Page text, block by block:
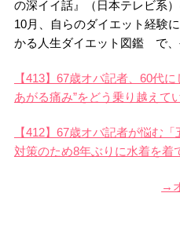
の深イイ話』（日本テレビ系
10月、自らのダイエット経験
かる人生ダイエット図鑑 で、
【413】67歳オバ記者、60代
あがる痛み”をどう乗り越えて
【412】67歳オバ記者が悩む
対策のため8年ぶりに水着を着
→